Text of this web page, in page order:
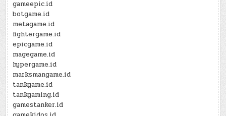
gameepic.id
botgame.id
metagame.id
fightergame.id
epicgame.id
magegame.id
hypergame.id
marksmangame.id
tankgame.id
tankgaming.id
gamestanker.id